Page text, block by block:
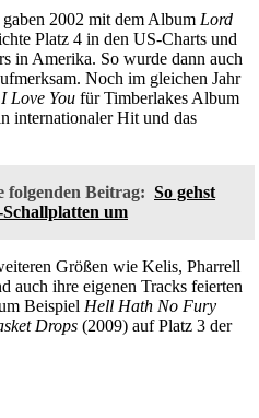
2002 mit dem Album Lord
Platz 4 in den US-Charts und
in Amerika. So wurde dann auch
Noch im gleichen Jahr
Love You für Timberlakes Album
internationaler Hit und das
folgenden Beitrag: So gehst
um
Größen wie Kelis, Pharrell
auch ihre eigenen Tracks feierten
Beispiel Hell Hath No Fury
Drops (2009) auf Platz 3 der